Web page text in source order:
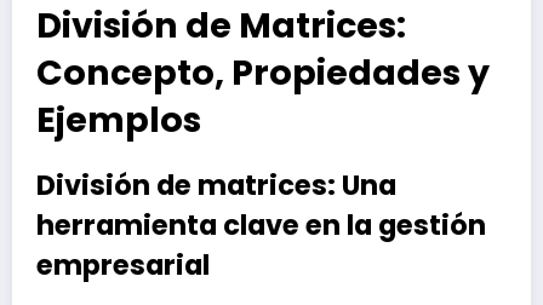
División de Matrices:
Concepto, Propiedades y
Ejemplos
División de matrices: Una
herramienta clave en la gestión
empresarial